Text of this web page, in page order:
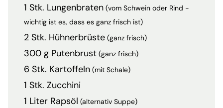
1 Stk. Lungenbraten (vom Schwein oder Rind -
wichtig ist es, dass es ganz frisch ist)
2 Stk. Hühnerbrüste (ganz frisch)
300 g Putenbrust (ganz frisch)
6 Stk. Kartoffeln (mit Schale)
1 Stk. Zucchini
1 Liter Rapsöl (alternativ Suppe)